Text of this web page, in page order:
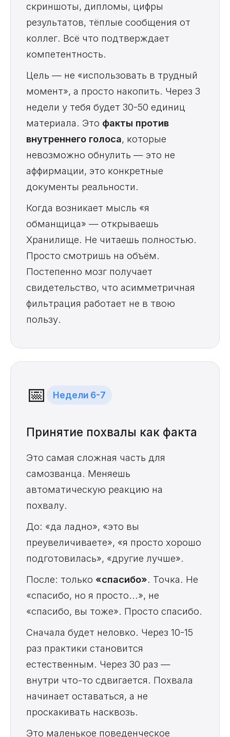
скриншоты, дипломы, цифры
результатов, тёплые сообщения от
коллег. Всё что подтверждает
компетентность.
Цель — не «использовать в трудный
момент», а просто накопить. Через 3
недели у тебя будет 30-50 единиц
материала. Это факты против
внутреннего голоса, которые
невозможно обнулить — это не
аффирмации, это конкретные
документы реальности.
Когда возникает мысль «я
обманщица» — открываешь
Хранилище. Не читаешь полностью.
Просто смотришь на объём.
Постепенно мозг получает
свидетельство, что асимметричная
фильтрация работает не в твою
пользу.
📅 Недели 6-7
Принятие похвалы как факта
Это самая сложная часть для
самозванца. Меняешь
автоматическую реакцию на
похвалу.
До: «да ладно», «это вы
преувеличиваете», «я просто хорошо
подготовилась», «другие лучше».
После: только «спасибо». Точка. Не
«спасибо, но я просто...», не
«спасибо, вы тоже». Просто спасибо.
Сначала будет неловко. Через 10-15
раз практики становится
естественным. Через 30 раз —
внутри что-то сдвигается. Похвала
начинает оставаться, а не
проскакивать насквозь.
Это маленькое поведенческое